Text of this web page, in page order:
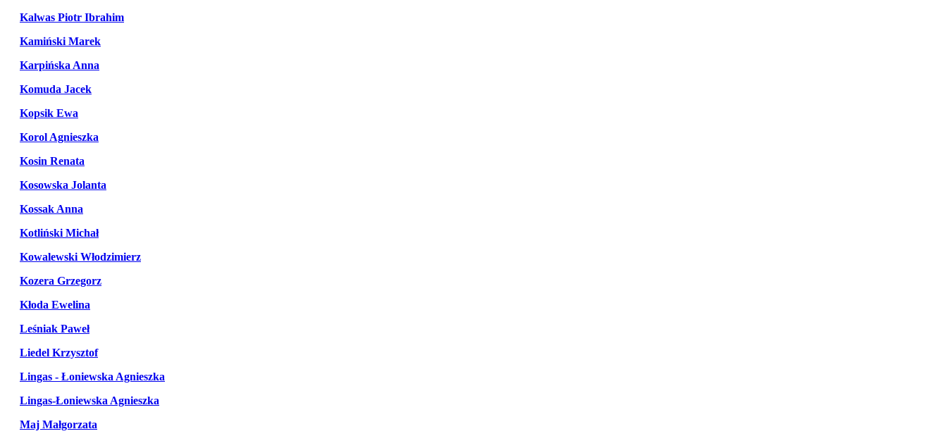
Kalwas Piotr Ibrahim
Kamiński Marek
Karpińska Anna
Komuda Jacek
Kopsik Ewa
Korol Agnieszka
Kosin Renata
Kosowska Jolanta
Kossak Anna
Kotliński Michał
Kowalewski Włodzimierz
Kozera Grzegorz
Kłoda Ewelina
Leśniak Paweł
Liedel Krzysztof
Lingas - Łoniewska Agnieszka
Lingas-Łoniewska Agnieszka
Maj Małgorzata